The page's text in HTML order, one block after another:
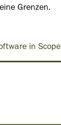
Grenzen.
in Scope